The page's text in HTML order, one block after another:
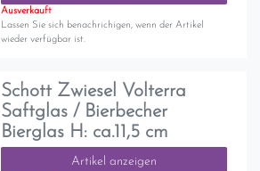
Ausverkauft
Lassen Sie sich benachrichigen, wenn der Artikel
wieder verfügbar ist.
Schott Zwiesel Volterra
Saftglas / Bierbecher
Bierglas H: ca.11,5 cm
Artikel anzeigen